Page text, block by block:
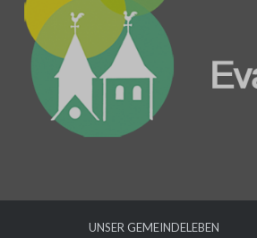
UNSER GEMEINDELEBEN